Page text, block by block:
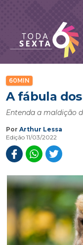
Toda Sexta - 4oito
60MIN
A fábula
Entenda a maldição
Por Arthur Lessa
Edição 11/03/2022